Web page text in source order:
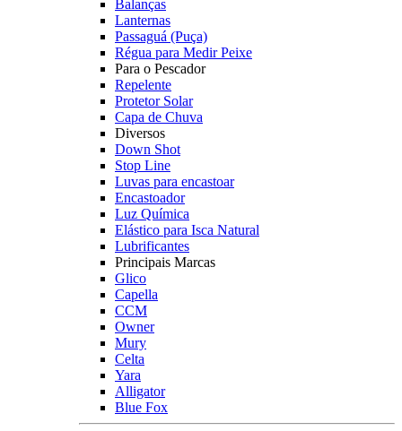
Balanças
Lanternas
Passaguá (Puça)
Régua para Medir Peixe
Para o Pescador
Repelente
Protetor Solar
Capa de Chuva
Diversos
Down Shot
Stop Line
Luvas para encastoar
Encastoador
Luz Química
Elástico para Isca Natural
Lubrificantes
Principais Marcas
Glico
Capella
CCM
Owner
Mury
Celta
Yara
Alligator
Blue Fox